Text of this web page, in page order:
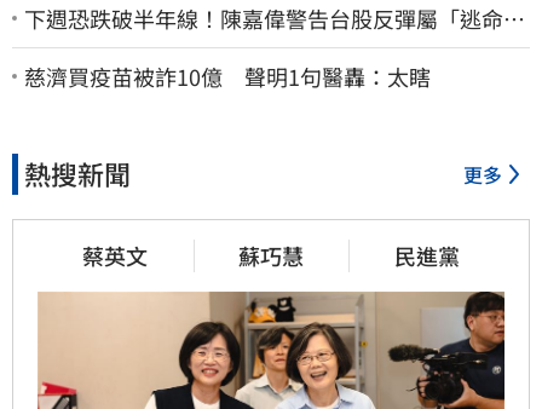
下週恐跌破半年線！陳嘉偉警告台股反彈屬「逃命
波」：空頭大屠殺剛開始
慈濟買疫苗被詐10億 聲明1句醫轟：太瞎
熱搜新聞 更多
蔡英文 蘇巧慧 民進黨